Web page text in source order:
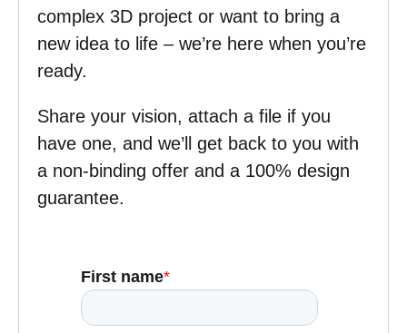
complex 3D project or want to bring a
new idea to life – we’re here when you’re
ready.
Share your vision, attach a file if you
have one, and we’ll get back to you with
a non-binding offer and a 100% design
guarantee.